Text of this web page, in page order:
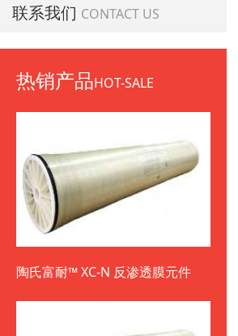
联系我们 CONTACT US
热销产品HOT-SALE
陶氏富耐™ XC-N 反渗透膜元件